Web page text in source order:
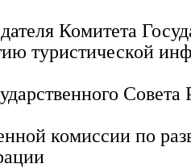
Комитета
туристической
комиссии по